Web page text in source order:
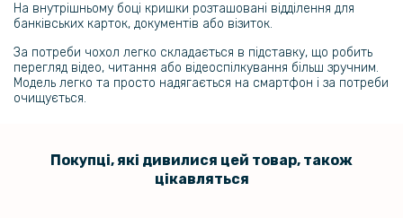
Шкіряний чохол Fanoya для Tecno Camon 40 із захистом на камеру
На внутрішньому боці кришки розташовані відділення для
банківських карток, документів або візиток.
За потреби чохол легко складається в підставку, що робить
перегляд відео, читання або відеоспілкування більш зручним.
Модель легко та просто надягається на смартфон і за потреби
очищується.
Покупці, які дивилися цей товар, також
цікавляться